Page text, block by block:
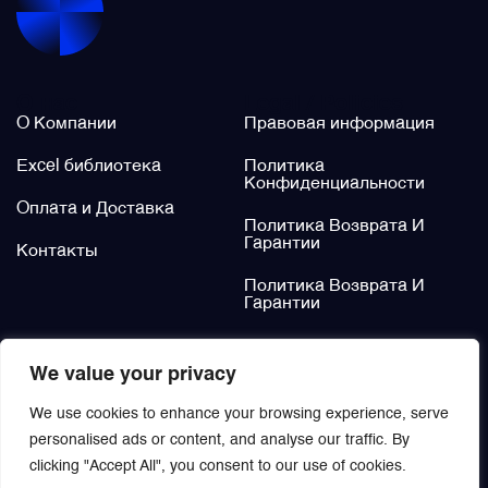
We value your privacy
We use cookies to enhance your browsing experience, serve
personalised ads or content, and analyse our traffic. By
clicking "Accept All", you consent to our use of cookies.
О Компании
Excel библиотека
Оплата и Доставка
Контакты
Правовая информация
Политика
Конфиденциальности
Политика Возврата И
Гарантии
Политика Возврата И
Гарантии
Щётки (угольные щётки)